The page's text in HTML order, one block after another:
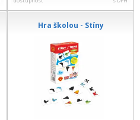
Hra školou - Stíny